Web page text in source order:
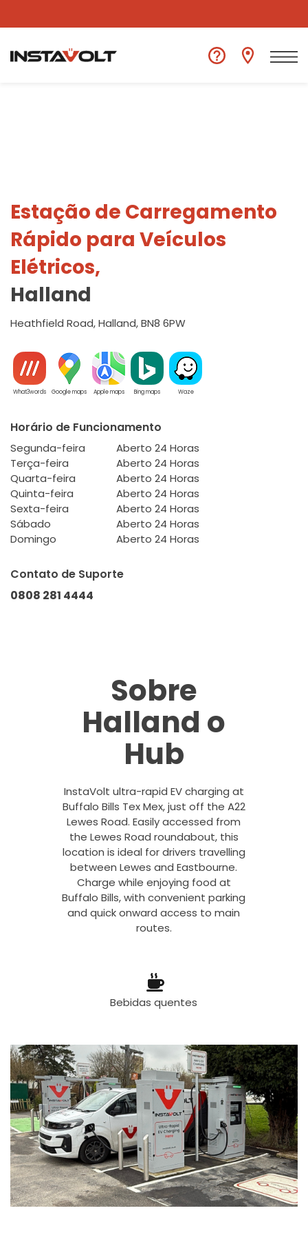
Ver outra localização
Estação de Carregamento
Rápido para Veículos
Elétricos,
Halland
Heathfield Road, Halland, BN8 6PW
What3words Google maps Apple maps Bing maps Waze
Horário de Funcionamento
Segunda-feira
Aberto 24 Horas
Terça-feira
Aberto 24 Horas
Quarta-feira
Aberto 24 Horas
Quinta-feira
Aberto 24 Horas
Sexta-feira
Aberto 24 Horas
Sábado
Aberto 24 Horas
Domingo
Aberto 24 Horas
Contato de Suporte
0808 281 4444
Sobre
Halland o
Hub
InstaVolt ultra-rapid EV charging at
Buffalo Bills Tex Mex, just off the A22
Lewes Road. Easily accessed from
the Lewes Road roundabout, this
location is ideal for drivers travelling
between Lewes and Eastbourne.
Charge while enjoying food at
Buffalo Bills, with convenient parking
and quick onward access to main
routes.
Bebidas quentes